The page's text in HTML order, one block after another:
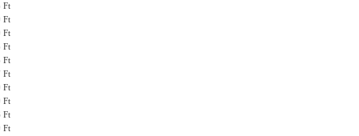
Ft
Ft
Ft
Ft
Ft
Ft
Ft
Ft
Ft
Ft